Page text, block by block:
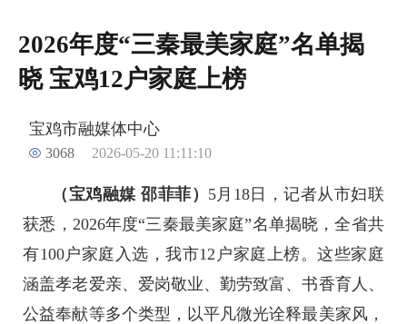
2026年度“三秦最美家庭”名单揭
晓 宝鸡12户家庭上榜
宝鸡市融媒体中心
3068 2026-05-20 11:11:10
（宝鸡融媒 邵菲菲） 5月18日，记者从市妇联
获悉，2026年度“三秦最美家庭”名单揭晓，全省共
有100户家庭入选，我市12户家庭上榜。这些家庭
涵盖孝老爱亲、爱岗敬业、勤劳致富、书香育人、
公益奉献等多个类型，以平凡微光诠释最美家风，